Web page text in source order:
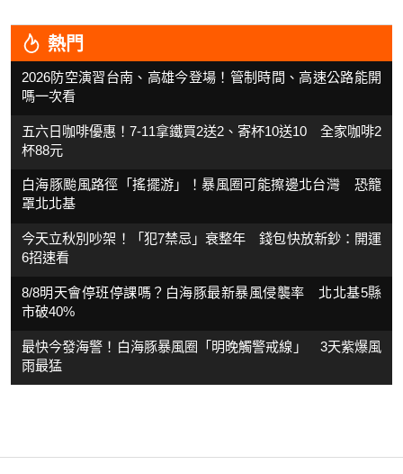
熱門
2026防空演習台南、高雄今登場！管制時間、高速公路能開
嗎一次看
五六日咖啡優惠！7-11拿鐵買2送2、寄杯10送10 全家咖啡2
杯88元
白海豚颱風路徑「搖擺游」！暴風圈可能擦邊北台灣 恐籠
罩北北基
今天立秋別吵架！「犯7禁忌」衰整年 錢包快放新鈔：開運
6招速看
8/8明天會停班停課嗎？白海豚最新暴風侵襲率 北北基5縣
市破40%
最快今發海警！白海豚暴風圈「明晚觸警戒線」 3天紫爆風
雨最猛